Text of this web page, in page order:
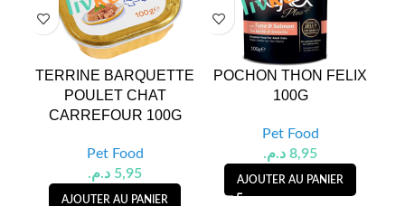
TERRINE BARQUETTE
POULET CHAT
CARREFOUR 100G
Pet Food
5,95 د.م.
AJOUTER AU PANIER
POCHON THON FELIX
100G
Pet Food
8,95 د.م.
AJOUTER AU PANIER